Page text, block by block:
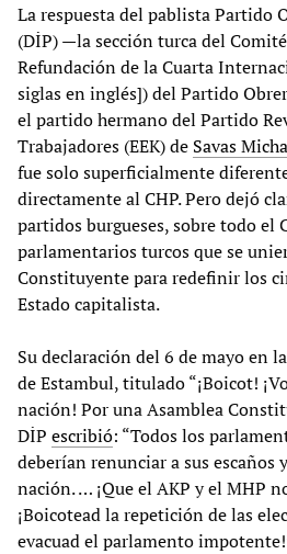
La respuesta del pablista Partido
(DİP) —la sección turca del
Refundación de la Cuarta
siglas en inglés]) del Partido
el partido hermano del Partido
Trabajadores (EEK) de Savas
fue solo superficialmente
directamente al CHP. Pero dejó
partidos burgueses, sobre todo el
parlamentarios turcos que se
Constituyente para redefinir los
Estado capitalista.
Su declaración del 6 de mayo en
de Estambul, titulado “¡Boicot!
nación! Por una Asamblea
DİP escribió: “Todos los
deberían renunciar a sus escaños
nación. … ¡Que el AKP y el MHP
¡Boicotead la repetición de las
evacuad el parlamento